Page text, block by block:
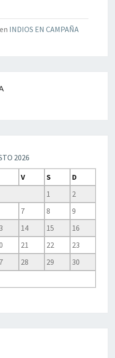
en INDIOS EN CAMPAÑA
2026
V S
D
1
2
7 8
9
14 15
16
21 22
23
28 29
30